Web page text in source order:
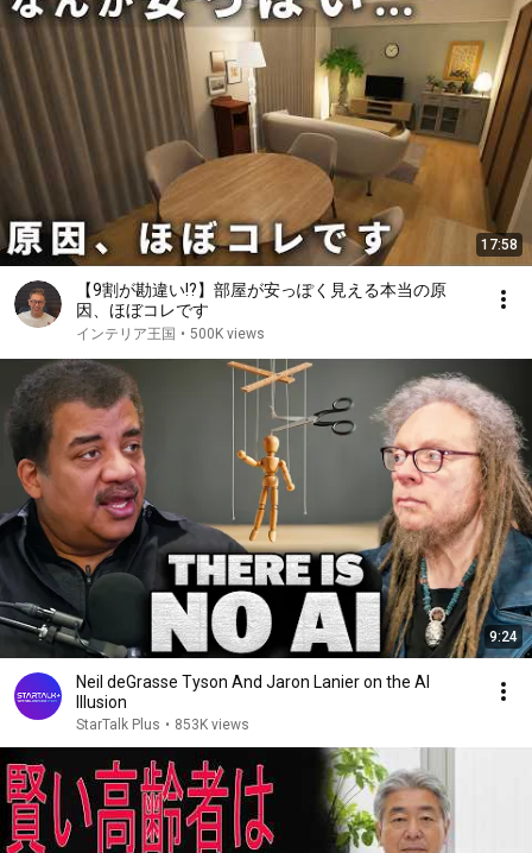
17:58
【9割が勘違い!?】部屋が安っぽく見える本当の原
因、ほぼコレです
インテリア王国 • 500K views
9:24
Neil deGrasse Tyson And Jaron Lanier on the AI
Illusion
StarTalk Plus • 853K views